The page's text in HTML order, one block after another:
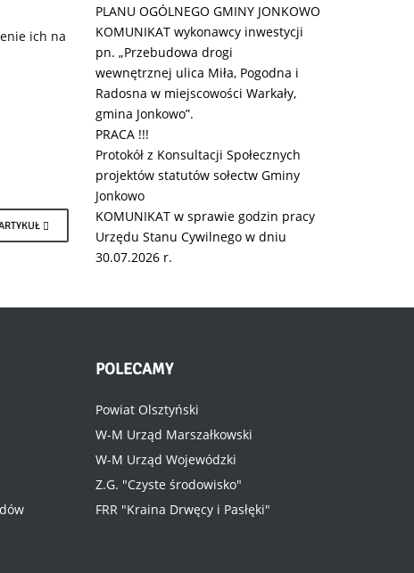
ich na
PLANU OGÓLNEGO GMINY JONKOWO
KOMUNIKAT wykonawcy inwestycji
pn. „Przebudowa drogi
wewnętrznej ulica Miła, Pogodna i
Radosna w miejscowości Warkały,
gmina Jonkowo”.
PRACA !!!
Protokół z Konsultacji Społecznych
projektów statutów sołectw Gminy
Jonkowo
KOMUNIKAT w sprawie godzin pracy
Urzędu Stanu Cywilnego w dniu
30.07.2026 r.
POLECAMY
Powiat Olsztyński
W-M Urząd Marszałkowski
W-M Urząd Wojewódzki
Z.G. "Czyste środowisko"
FRR "Kraina Drwęcy i Pasłęki"